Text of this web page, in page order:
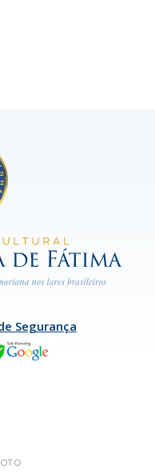
Segurança